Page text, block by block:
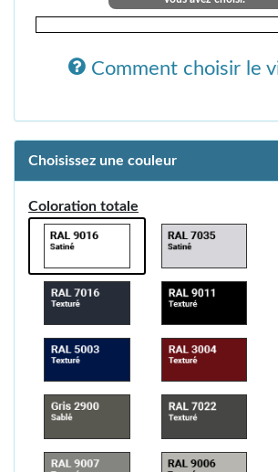
Comment choisir le
Choisissez une couleur
Coloration totale